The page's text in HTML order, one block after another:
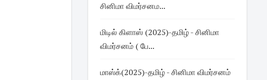
சினிமா விமர்சனம...
மிடில் கிளாஸ் (2025)-தமிழ் - சினிமா
விமர்சனம் ( பே...
மாஸ்க்(2025)-தமிழ் - சினிமா விமர்சனம்